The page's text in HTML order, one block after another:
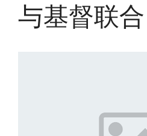
与基督联合